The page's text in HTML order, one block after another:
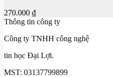
270.000 ₫
Thông tin công ty
Công ty TNHH công nghệ
tin học Đại Lợi.
MST: 03137799899